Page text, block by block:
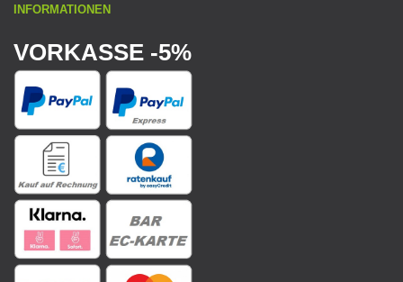
INFORMATIONEN
VORKASSE -5%